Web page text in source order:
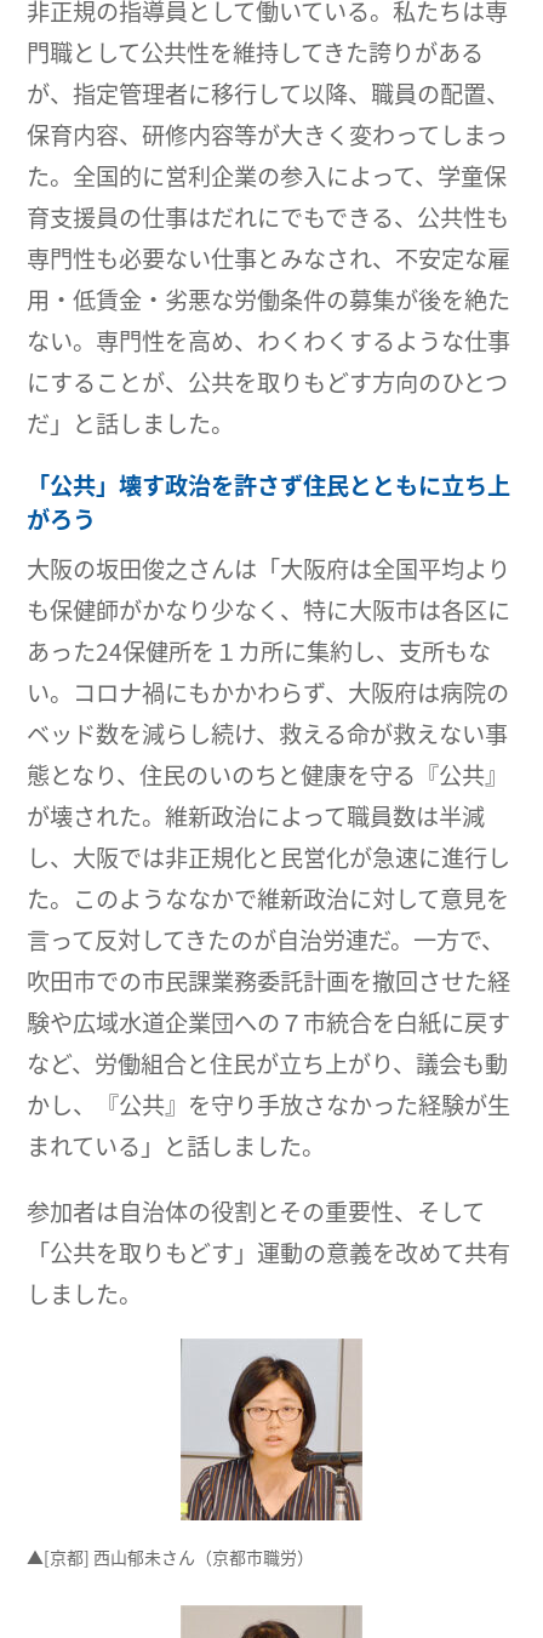
非正規の指導員として働いている。私たちは専
門職として公共性を維持してきた誇りがある
が、指定管理者に移行して以降、職員の配置、
保育内容、研修内容等が大きく変わってしまっ
た。全国的に営利企業の参入によって、学童保
育支援員の仕事はだれにでもできる、公共性も
専門性も必要ない仕事とみなされ、不安定な雇
用・低賃金・劣悪な労働条件の募集が後を絶た
ない。専門性を高め、わくわくするような仕事
にすることが、公共を取りもどす方向のひとつ
だ」と話しました。
「公共」壊す政治を許さず住民とともに立ち上
がろう
大阪の坂田俊之さんは「大阪府は全国平均より
も保健師がかなり少なく、特に大阪市は各区に
あった24保健所を１カ所に集約し、支所もな
い。コロナ禍にもかかわらず、大阪府は病院の
ベッド数を減らし続け、救える命が救えない事
態となり、住民のいのちと健康を守る『公共』
が壊された。維新政治によって職員数は半減
し、大阪では非正規化と民営化が急速に進行し
た。このようななかで維新政治に対して意見を
言って反対してきたのが自治労連だ。一方で、
吹田市での市民課業務委託計画を撤回させた経
験や広域水道企業団への７市統合を白紙に戻す
など、労働組合と住民が立ち上がり、議会も動
かし、『公共』を守り手放さなかった経験が生
まれている」と話しました。
参加者は自治体の役割とその重要性、そして
「公共を取りもどす」運動の意義を改めて共有
しました。
▲[京都] 西山郁未さん（京都市職労）